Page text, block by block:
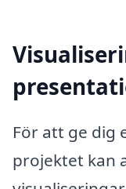
För att ge dig
projektet kan